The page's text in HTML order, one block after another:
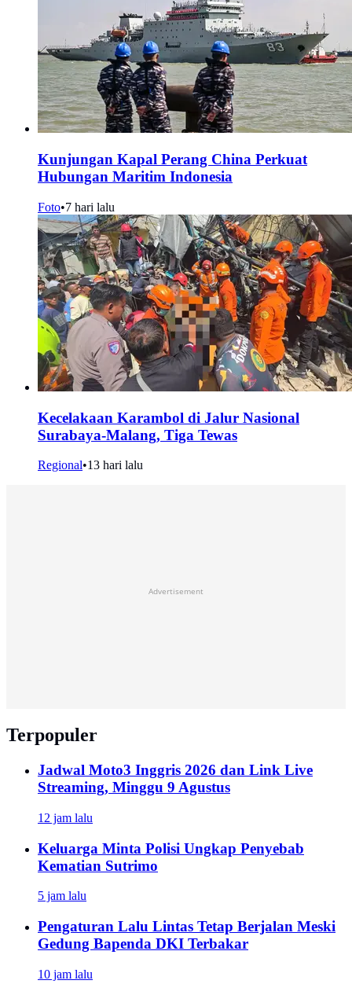
Kunjungan Kapal Perang China Perkuat
Hubungan Maritim Indonesia
Foto•7 hari lalu
Kecelakaan Karambol di Jalur Nasional
Surabaya-Malang, Tiga Tewas
Regional•13 hari lalu
Advertisement
Terpopuler
Jadwal Moto3 Inggris 2026 dan Link Live
Streaming, Minggu 9 Agustus
12 jam lalu
Keluarga Minta Polisi Ungkap Penyebab
Kematian Sutrimo
5 jam lalu
Pengaturan Lalu Lintas Tetap Berjalan Meski
Gedung Bapenda DKI Terbakar
10 jam lalu